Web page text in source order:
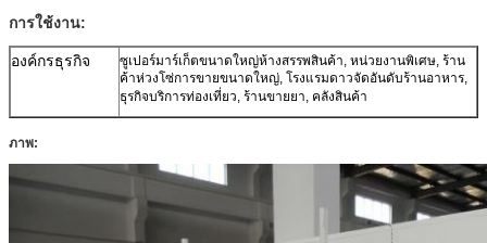
การใช้งาน:
องค์กรธุรกิจ
ซูเปอร์มาร์เก็ตขนาดใหญ่ห้างสรรพสินค้า, หน่วยงานพิเศษ, ร้าน
ค้าห่วงโซ่การขายขนาดใหญ่, โรงแรมดาวจัดอันดับร้านอาหาร,
ธุรกิจบริการท่องเที่ยว, ร้านขายยา, คลังสินค้า
ภาพ: